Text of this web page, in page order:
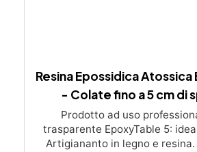
Resina Epossidica
- Colate fino a 5 cm di
Prodotto ad uso
trasparente EpoxyTable 5:
Artigiananto in legno e